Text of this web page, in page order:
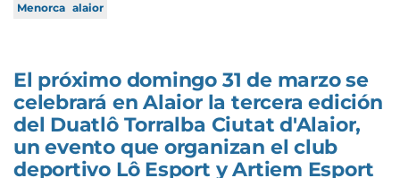
Menorca alaior
El próximo domingo 31 de marzo se
celebrará en Alaior la tercera edición
del Duatlô Torralba Ciutat d'Alaior,
un evento que organizan el club
deportivo Lô Esport y Artiem Esport